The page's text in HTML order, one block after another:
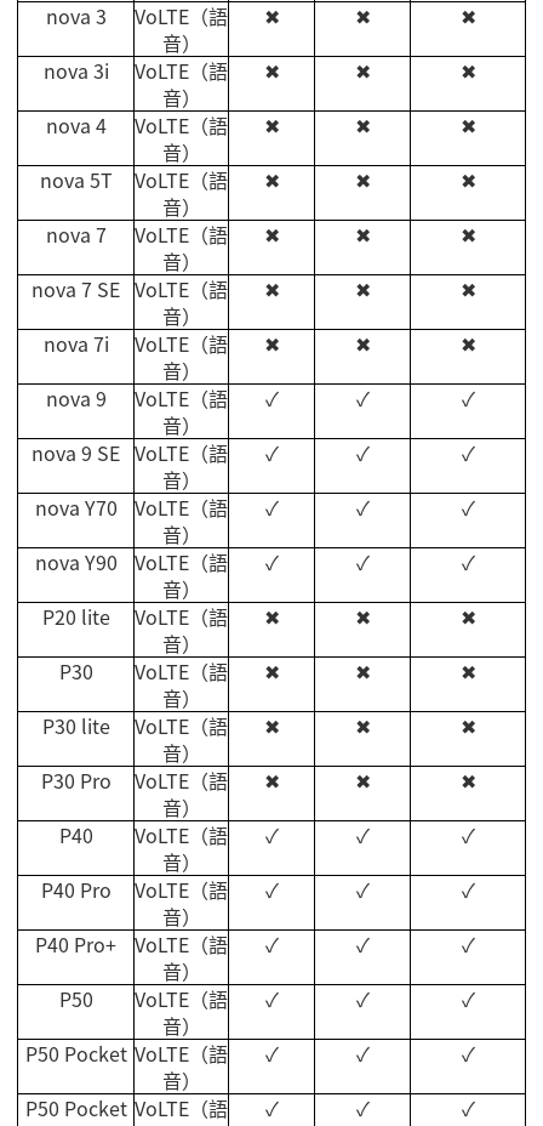
nova 3
VoLTE （語
音）
✖ ✖
✖
nova 3i
VoLTE （語
音）
✖ ✖
✖
nova 4
VoLTE （語
音）
✖ ✖
✖
nova 5T
VoLTE （語
音）
✖ ✖
✖
nova 7
VoLTE （語
音）
✖ ✖
✖
nova 7 SE VoLTE （語
音）
✖ ✖
✖
nova 7i
VoLTE （語
音）
✖ ✖
✖
nova 9
VoLTE （語
音）
✓ ✓
✓
nova 9 SE VoLTE （語
音）
✓ ✓
✓
nova Y70
VoLTE （語
音）
✓ ✓
✓
nova Y90
VoLTE （語
音）
✓ ✓
✓
P20 lite
VoLTE （語
音）
✖ ✖
✖
P30
VoLTE （語
音）
✖ ✖
✖
P30 lite
VoLTE （語
音）
✖ ✖
✖
P30 Pro
VoLTE （語
音）
✖ ✖
✖
P40
VoLTE （語
音）
✓ ✓
✓
P40 Pro
VoLTE （語
音）
✓ ✓
✓
P40 Pro+
VoLTE （語
音）
✓ ✓
✓
P50
VoLTE （語
音）
✓ ✓
✓
P50 Pocket VoLTE （語
音）
✓ ✓
✓
P50 Pocket VoLTE （語
✓ ✓ ✓